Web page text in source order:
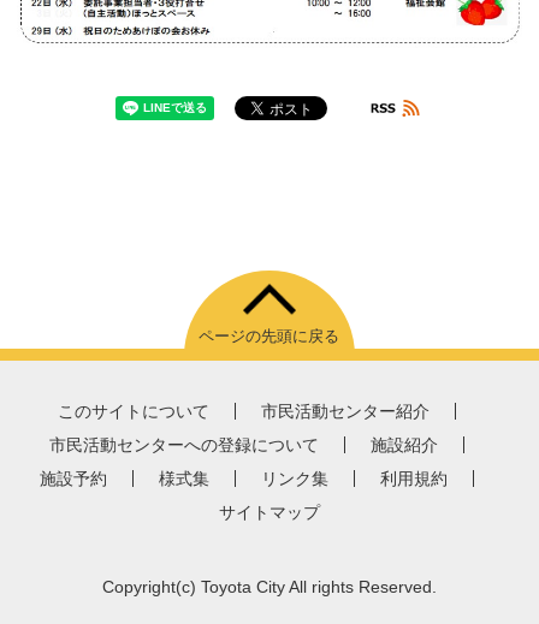
ページの先頭に戻る
このサイトについて
市民活動センター紹介
市民活動センターへの登録について
施設紹介
施設予約
様式集 リンク集
利用規約
サイトマップ
Copyright(c) Toyota City All rights Reserved.